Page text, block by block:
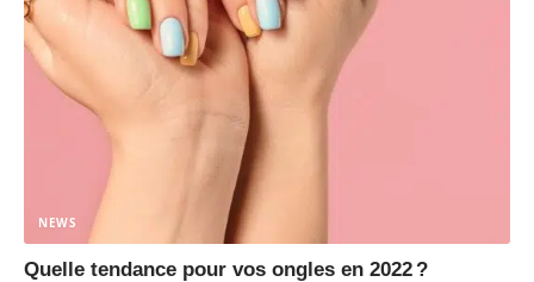
NEWS
Quelle tendance pour vos ongles en 2022 ?